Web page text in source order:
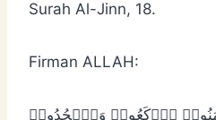
Surah Al-Jinn, 18.
Firman ALLAH:
ٱرۡكَعُوا۟ وَٱسۡجُدُوا۟